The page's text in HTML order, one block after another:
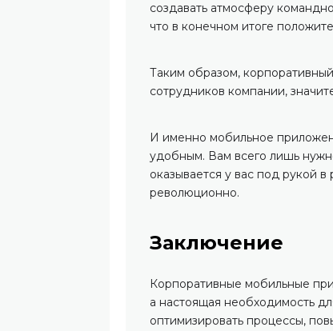
создавать атмосферу
что в конечном итоге
Таким образом,
сотрудников компании,
И именно мобильное
удобным. Вам всего лишь
оказывается у вас под рукой
революционно.
Заключение
Корпоративные мобильные
а настоящая необходимость
оптимизировать процессы,